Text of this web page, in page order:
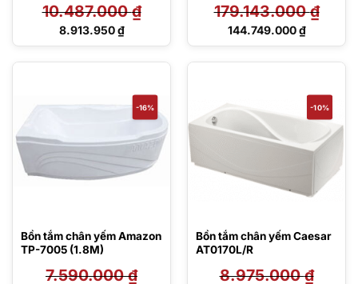
10.487.000₫
Giá
10.487.000 ₫.
8.913.950₫
Giá
8.913.950 ₫.
179.143.000₫
Giá
179.143.000 ₫.
144.749.000₫
Giá
144.749.000 ₫.
-16%
Bồn tắm chân yếm Amazon
TP-7005 (1.8M)
7.590.000₫
-10%
Bồn tắm chân yếm Caesar
AT0170L/R
8.975.000₫